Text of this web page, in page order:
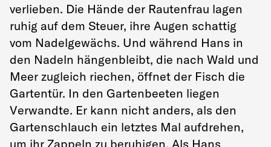
verlieben. Die Hände der Rautenfrau lagen
ruhig auf dem Steuer, ihre Augen schattig
vom Nadelgewächs. Und während Hans in
den Nadeln hängenbleibt, die nach Wald und
Meer zugleich riechen, öffnet der Fisch die
Gartentür. In den Gartenbeeten liegen
Verwandte. Er kann nicht anders, als den
Gartenschlauch ein letztes Mal aufdrehen,
um ihr Zappeln zu beruhigen. Als Hans